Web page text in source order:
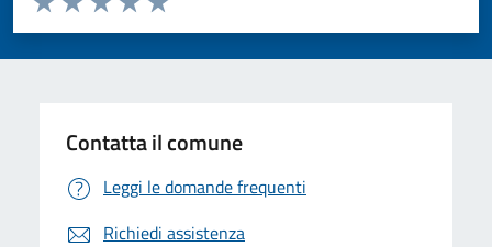
Valuta 5 stelle su 5
Valuta 4 stelle su 5
Valuta 3 stelle su 5
Valuta 2 stelle su 5
Valuta 1 stelle su 5
Contatta il comune
Leggi le domande frequenti
Richiedi assistenza